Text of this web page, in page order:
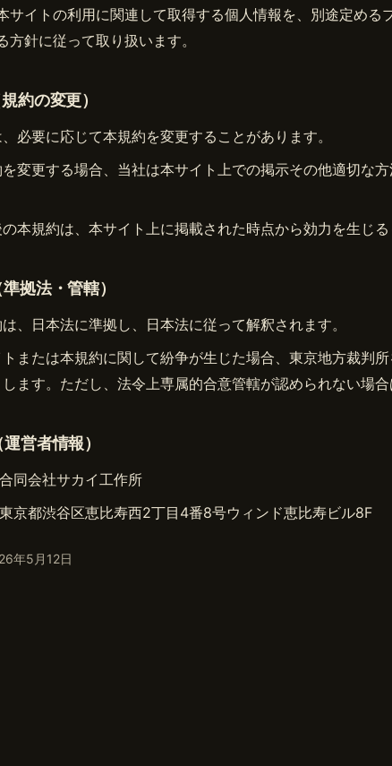
サイトの利用に関連して取得する個人情報を、別途定める
方針に従って取り扱います。
約の変更）
必要に応じて本規約を変更することがあります。
変更する場合、当社は本サイト上での掲示その他適切な
本規約は、本サイト上に掲載された時点から効力を生じる
拠法・管轄）
、日本法に準拠し、日本法に従って解釈されます。
または本規約に関して紛争が生じた場合、東京地方裁判
ます。ただし、法令上専属的合意管轄が認められない場合
営者情報）
合同会社サカイ工作所
東京都渋谷区恵比寿西2丁目4番8号ウィンド恵比寿ビル8F
年5月12日